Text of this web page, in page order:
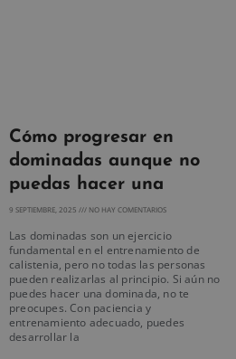
Cómo progresar en
dominadas aunque no
puedas hacer una
9 SEPTIEMBRE, 2025 NO HAY COMENTARIOS
Las dominadas son un ejercicio
fundamental en el entrenamiento de
calistenia, pero no todas las personas
pueden realizarlas al principio. Si aún no
puedes hacer una dominada, no te
preocupes. Con paciencia y
entrenamiento adecuado, puedes
desarrollar la